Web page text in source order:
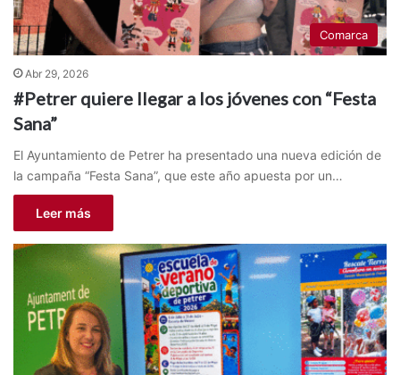
Comarca
Abr 29, 2026
#Petrer quiere llegar a los jóvenes con “Festa
Sana”
El Ayuntamiento de Petrer ha presentado una nueva edición de
la campaña “Festa Sana”, que este año apuesta por un…
Leer más